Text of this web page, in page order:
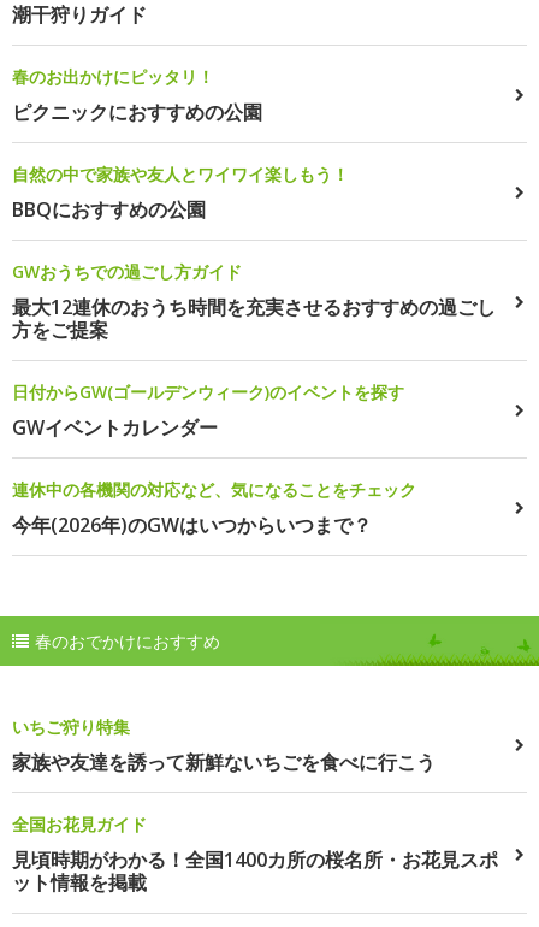
潮干狩りガイド
春のお出かけにピッタリ！
ピクニックにおすすめの公園
自然の中で家族や友人とワイワイ楽しもう！
BBQにおすすめの公園
GWおうちでの過ごし方ガイド
最大12連休のおうち時間を充実させるおすすめの過ごし
方をご提案
日付からGW(ゴールデンウィーク)のイベントを探す
GWイベントカレンダー
連休中の各機関の対応など、気になることをチェック
今年(2026年)のGWはいつからいつまで？
春のおでかけにおすすめ
いちご狩り特集
家族や友達を誘って新鮮ないちごを食べに行こう
全国お花見ガイド
見頃時期がわかる！全国1400カ所の桜名所・お花見スポ
ット情報を掲載